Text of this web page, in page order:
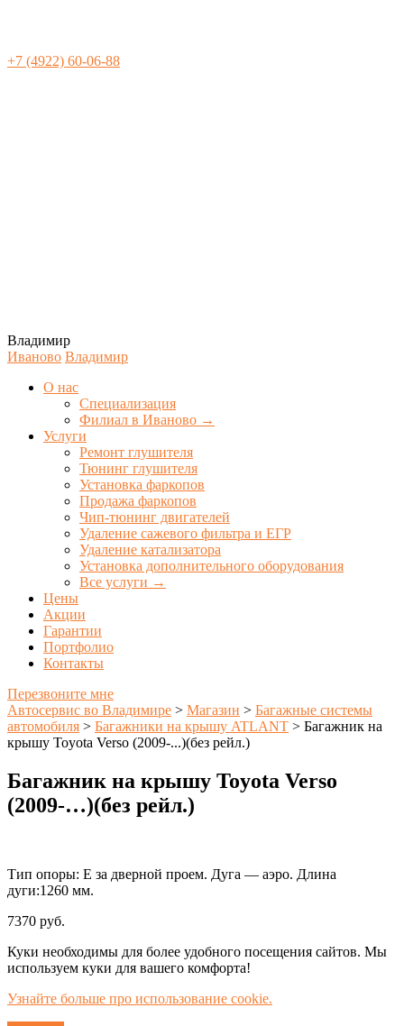
+7 (4922) 60-06-88
Владимир
Иваново Владимир
О нас
Специализация
Филиал в Иваново →
Услуги
Ремонт глушителя
Тюнинг глушителя
Установка фаркопов
Продажа фаркопов
Чип-тюнинг двигателей
Удаление сажевого фильтра и ЕГР
Удаление катализатора
Установка дополнительного оборудования
Все услуги →
Цены
Акции
Гарантии
Портфолио
Контакты
Перезвоните мне
Автосервис во Владимире > Магазин > Багажные системы
автомобиля > Багажники на крышу ATLANT > Багажник на
крышу Toyota Verso (2009-...)(без рейл.)
Багажник на крышу Toyota Verso
(2009-…)(без рейл.)
Тип опоры: E за дверной проем. Дуга — аэро. Длина
дуги:1260 мм.
7370 руб.
Куки необходимы для более удобного посещения сайтов. Мы
используем куки для вашего комфорта!
Узнайте больше про использование cookie.